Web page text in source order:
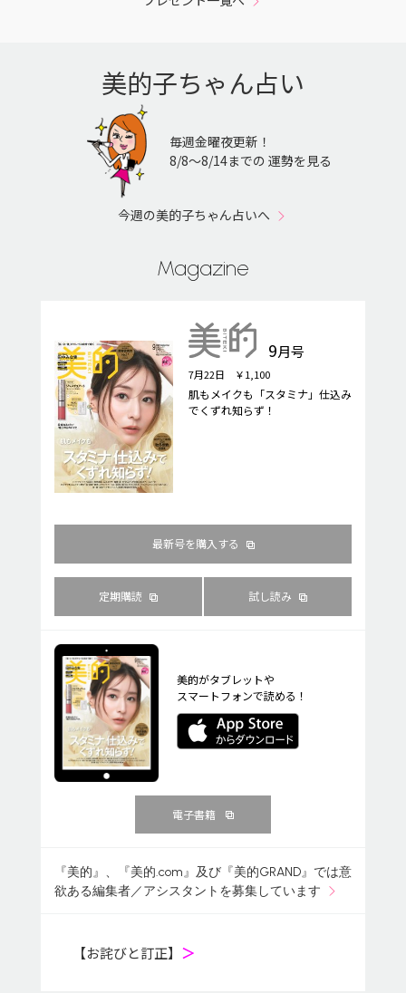
美的子ちゃん占い
毎週金曜夜更新！
8/8〜8/14までの 運勢を見る
今週の美的子ちゃん占いへ
Magazine
9月号
7月22日 ￥1,100
肌もメイクも「スタミナ」仕込み
でくずれ知らず！
最新号を購入する
定期購読 試し読み
美的がタブレットや
スマートフォンで読める！
電子書籍
『美的』、『美的.com』及び『美的GRAND』では意
欲ある編集者／アシスタントを募集しています
【お詫びと訂正】 ＞